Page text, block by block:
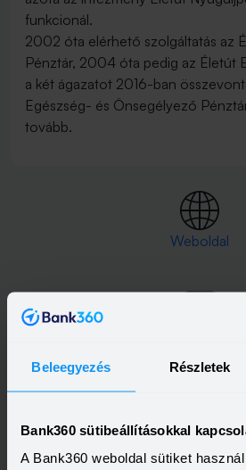
Beleegyezés Részletek
Bank360 sütibeállításokkal
A Bank360 weboldal sütiket
funkcionál.
2002 óta elérhető szolgáltatás az
Pénztár, 2004 óta pedig az Életút
a két ágazatot 2016-ban
Egészség- és Önsegélyező
tovább.
Weboldal
Telebank
+36 1 201